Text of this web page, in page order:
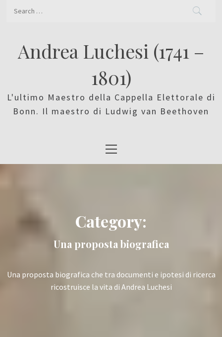
Andrea Luchesi (1741 –
1801)
L'ultimo Maestro della Cappella Elettorale di
Bonn. Il maestro di Ludwig van Beethoven
Menu
Category:
Una proposta biografica
Una proposta biografica che tra documenti e ipotesi di ricerca
ricostruisce la vita di Andrea Luchesi